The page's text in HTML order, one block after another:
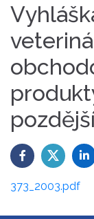
373_2003.pdf